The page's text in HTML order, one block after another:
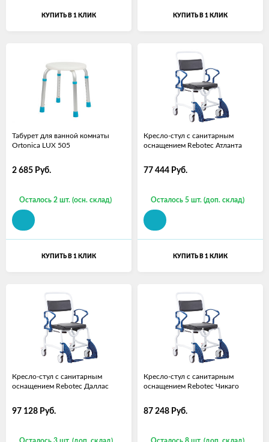
КУПИТЬ В 1 КЛИК КУПИТЬ В 1 КЛИК
​Табурет для ванной комнаты
Ortonica LUX 505
2 685 Руб.
Осталось 2 шт. (осн. склад)
КУПИТЬ В 1 КЛИК
Кресло-стул с санитарным
оснащением Rebotec Атланта
77 444 Руб.
Осталось 5 шт. (доп. склад)
КУПИТЬ В 1 КЛИК
Кресло-стул с санитарным
оснащением Rebotec Даллас
97 128 Руб.
Кресло-стул с санитарным
оснащением Rebotec Чикаго
87 248 Руб.